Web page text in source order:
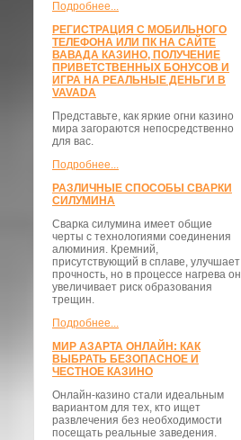
Подробнее...
РЕГИСТРАЦИЯ С МОБИЛЬНОГО
ТЕЛЕФОНА ИЛИ ПК НА САЙТЕ
ВАВАДА КАЗИНО, ПОЛУЧЕНИЕ
ПРИВЕТСТВЕННЫХ БОНУСОВ И
ИГРА НА РЕАЛЬНЫЕ ДЕНЬГИ В
VAVADA
Представьте, как яркие огни казино
мира загораются непосредственно
для вас.
Подробнее...
РАЗЛИЧНЫЕ СПОСОБЫ СВАРКИ
СИЛУМИНА
Сварка силумина имеет общие
черты с технологиями соединения
алюминия. Кремний,
присутствующий в сплаве, улучшает
прочность, но в процессе нагрева он
увеличивает риск образования
трещин.
Подробнее...
МИР АЗАРТА ОНЛАЙН: КАК
ВЫБРАТЬ БЕЗОПАСНОЕ И
ЧЕСТНОЕ КАЗИНО
Онлайн-казино стали идеальным
вариантом для тех, кто ищет
развлечения без необходимости
посещать реальные заведения.